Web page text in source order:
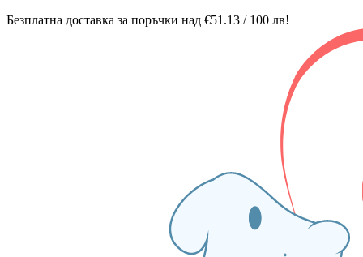
Безплатна доставка за поръчки над €51.13 / 100 лв!